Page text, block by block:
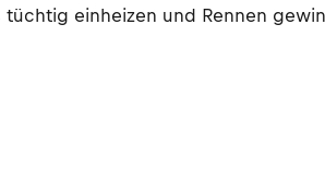
einheizen und Rennen